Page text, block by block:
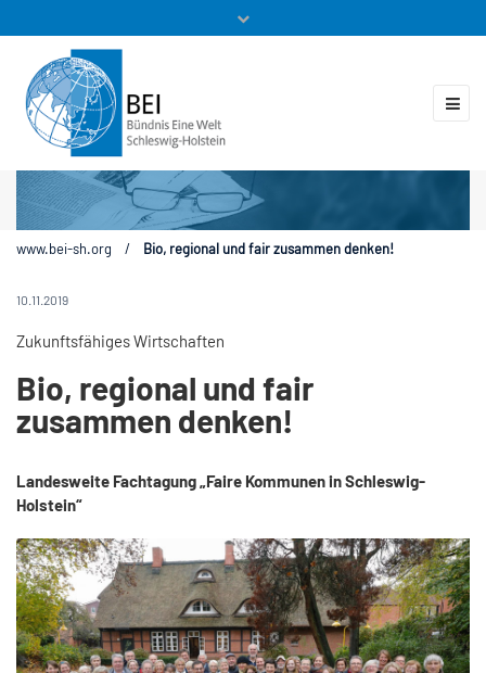
Mitglieder
www.bei-sh.org / Bio, regional und fair zusammen denken!
10.11.2019
Zukunftsfähiges Wirtschaften
Bio, regional und fair
zusammen denken!
Landesweite Fachtagung „Faire Kommunen in Schleswig-
Holstein“